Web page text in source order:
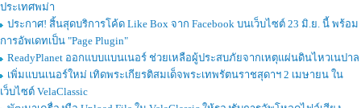
ประเทศพม่า
ประกาศ! สิ้นสุดบริการโค้ด Like Box จาก Facebook บนเว็บไซต์ 23 มิ.ย. นี้ พร้อม
การอัพเดทเป็น "Page Plugin"
ReadyPlanet ออกแบบแบนเนอร์ ช่วยเหลือผู้ประสบภัยจากเหตุแผ่นดินไหวเนปาล
เพิ่มแบนเนอร์ใหม่ เทิดพระเกียรติสมเด็จพระเทพรัตนราชสุดาฯ 2 เมษายน ใน
เว็บไซต์ VelaClassic